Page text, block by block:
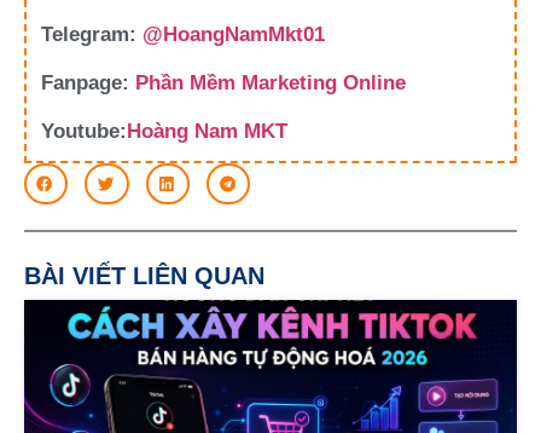
Telegram: @HoangNamMkt01
Fanpage: Phần Mềm Marketing Online
Youtube: Hoàng Nam MKT
BÀI VIẾT LIÊN QUAN